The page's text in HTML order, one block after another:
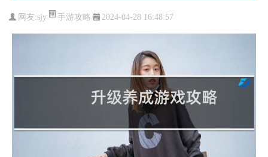
网友:sjy 手游攻略 2024-04-28 16:48:57